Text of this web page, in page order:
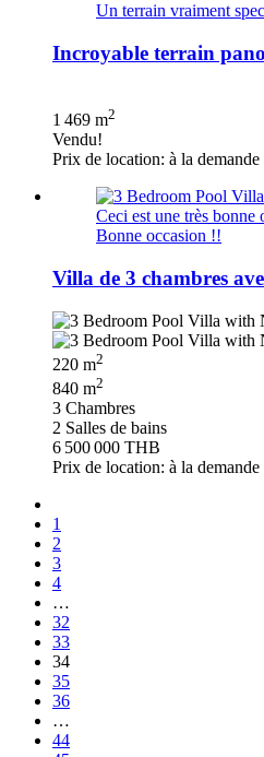
Un terrain vraiment
Incroyable terrain
1 469 m2
Vendu!
Prix de location: à la demande
Ceci est une très
Bonne occasion !!
Villa de 3 chambres
220 m2
840 m2
3 Chambres
2 Salles de bains
6 500 000 THB
Prix de location: à la demande
1
2
3
4
…
32
33
34
35
36
…
44